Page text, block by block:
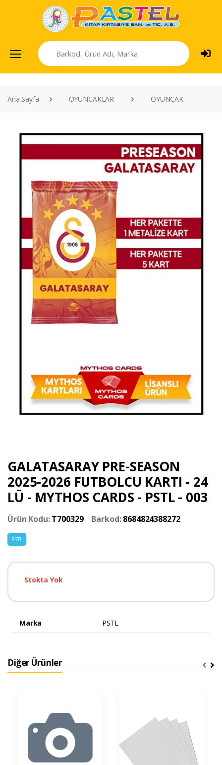
Ana Sayfa OYUNCAKLAR OYUNCAK
GALATASARAY PRE-SEASON
2025-2026 FUTBOLCU KARTI - 24
LÜ - MYTHOS CARDS - PSTL - 003
Ürün Kodu:T700329 Barkod:8684824388272
PSTL
Stokta Yok
Marka PSTL
Diğer Ürünler